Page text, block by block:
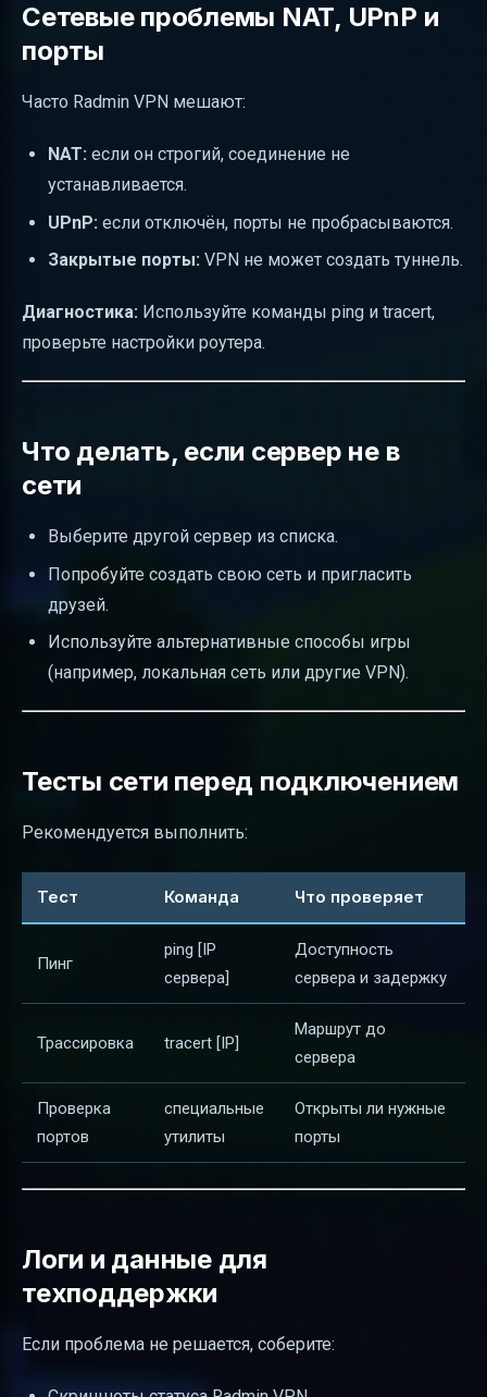
Сетевые проблемы NAT, UPnP и
порты
Часто Radmin VPN мешают:
NAT: если он строгий, соединение не
устанавливается.
UPnP: если отключён, порты не пробрасываются.
Закрытые порты: VPN не может создать туннель.
Диагностика: Используйте команды ping и tracert,
проверьте настройки роутера.
Что делать, если сервер не в
сети
Выберите другой сервер из списка.
Попробуйте создать свою сеть и пригласить
друзей.
Используйте альтернативные способы игры
(например, локальная сеть или другие VPN).
Тесты сети перед подключением
Рекомендуется выполнить:
Тест Команда Что проверяет
Пинг
ping [IP
сервера]
Доступность
сервера и задержку
Трассировка tracert [IP]
Маршрут до
сервера
Проверка
портов
специальные
утилиты
Открыты ли нужные
порты
Логи и данные для
техподдержки
Если проблема не решается, соберите: